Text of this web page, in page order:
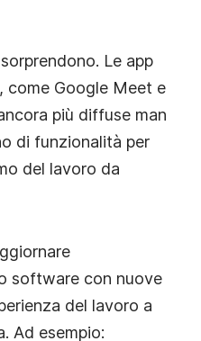
Le app
come Google Meet e
più diffuse man
di funzionalità per
del lavoro da
software con nuove
del lavoro a
Ad esempio: